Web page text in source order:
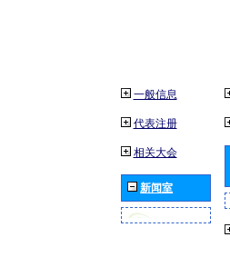
一般信息
代表注册
相关大会
新闻室